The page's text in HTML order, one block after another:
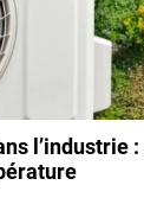
l’industrie